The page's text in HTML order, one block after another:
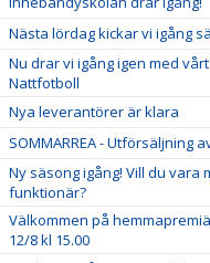
Nästa lördag kickar vi igång
Nu drar vi igång igen med
Nattfotboll
Nya leverantörer är klara
SOMMARREA - Utförsäljning
Ny säsong igång! Vill du vara
funktionär?
Välkommen på
12/8 kl 15.00